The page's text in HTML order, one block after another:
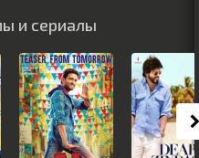
и сериалы